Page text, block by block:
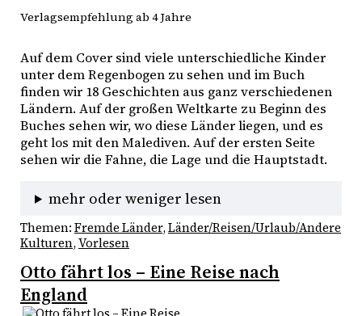
Verlagsempfehlung ab 4 Jahre
Auf dem Cover sind viele unterschiedliche Kinder
unter dem Regenbogen zu sehen und im Buch
finden wir 18 Geschichten aus ganz verschiedenen
Ländern. Auf der großen Weltkarte zu Beginn des
Buches sehen wir, wo diese Länder liegen, und es
geht los mit den Malediven. Auf der ersten Seite
sehen wir die Fahne, die Lage und die Hauptstadt.
mehr oder weniger lesen
Themen: Fremde Länder, Länder/Reisen/Urlaub/Andere
Kulturen, Vorlesen
Otto fährt los – Eine Reise nach
England